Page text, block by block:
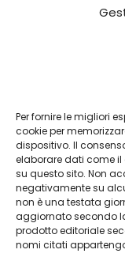
Per fornire le migliori
cookie per
dispositivo. Il
elaborare dati come
su questo sito. Non
negativamente su
non è una testata
aggiornato secondo
prodotto editoriale
nomi citati
Vendita Tudor
modelli usati
Lug 8, 2026